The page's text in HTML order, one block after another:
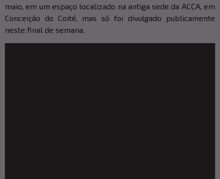
maio, em um espaço localizado na antiga sede da ACCA, em
Conceição do Coité, mas só foi divulgado publicamente
neste final de semana.